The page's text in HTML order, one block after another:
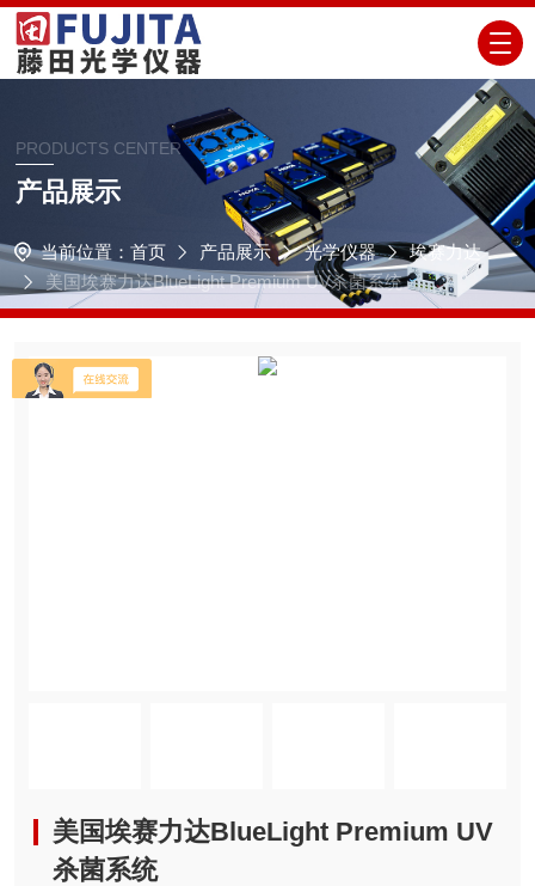
PRODUCTS CENTER
产品展示
当前位置： 首页 产品展示 光学仪器
埃赛力达
美国埃赛力达BlueLight Premium UV杀菌系统
美国埃赛力达BlueLight Premium UV
杀菌系统